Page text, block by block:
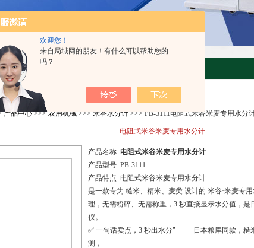
欢迎您！
来自局域网的朋友！有什么可以帮助您的
吗？
产品中心>>>农用机械>>> 米谷水分计>>> PB-3111电阻式米谷米麦专用水分
电阻式米谷米麦专用水分计
产品名称: 电阻式米谷米麦专用水分计
产品型号: PB-3111
产品特点: 电阻式米谷米麦专用水分计
是一款专为 糙米、精米、麦类 设计的 米谷·米麦专
理，无需粉碎、无需称重，3 秒直接显示水分值，
仪。
✅ 一句话卖点，3 秒出水分" —— 日本粮库同款，糙
测，